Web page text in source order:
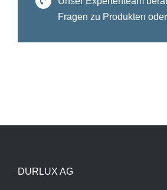
Fragen zu Produkten
DURLUX AG